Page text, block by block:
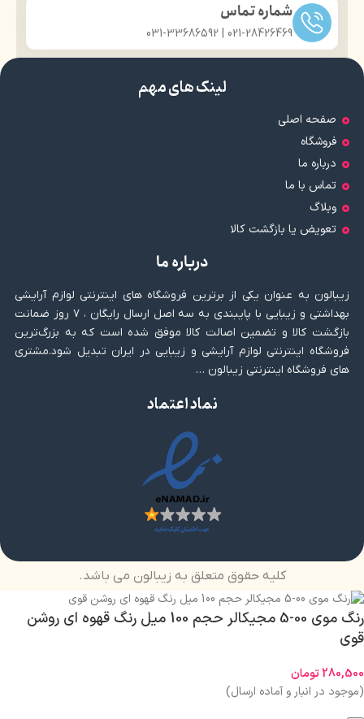
شماره تماس
021-28426469 | 031-33686592
لینک های مهم
صفحه اصلی
فروشگاه
درباره ما
تماس با ما
وبلاگ
تعویض یا بازگشت کالا
درباره ما
زیبالون به عنوان یکی از برترین فروشگاه های اینترنتی لوازم آرایشی
بهداشتی و زیبایی با پایبندی به سه اصل ارسال رایگان ، ۷ روز ضمانت
بازگشت کالا و تضمین اصالت کالا موفق شده است که به بزرگ‌ترین
فروشگاه اینترنتی لوازم آرایشی و زیبایی در ایران تبدیل شود.مشتری
های فروشگاه اینترنتی زیبالون …
نماد اعتماد
کلیه حقوق متعلق به زیبالون می باشد.
رنگ موی 00-5 مجیکالر حجم 100 میل رنگ قهوه ای روشن
قوی
280,500تومان
(موجود در انبار و آماده ارسال)